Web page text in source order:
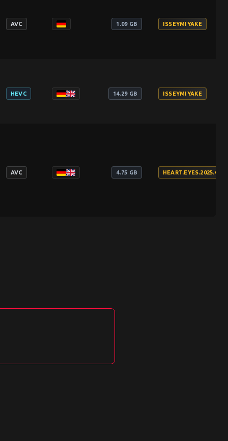
AVC 1.09 GB ISSEYMIYAKE
HEVC 14.29 GB ISSEYMIYAKE
AVC 4.75 GB